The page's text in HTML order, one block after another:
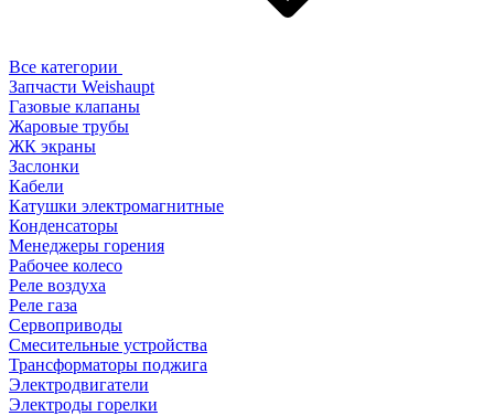
Все категории
Запчасти Weishaupt
Газовые клапаны
Жаровые трубы
ЖК экраны
Заслонки
Кабели
Катушки электромагнитные
Конденсаторы
Менеджеры горения
Рабочее колесо
Реле воздухa
Реле газа
Сервоприводы
Смесительные устройства
Трансформаторы поджига
Электродвигатели
Электроды горелки